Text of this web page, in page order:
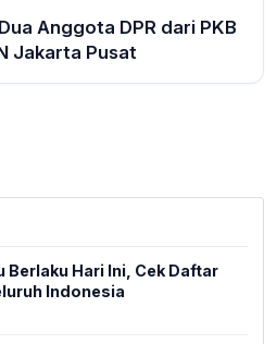
Anggota DPR dari PKB
Jakarta Pusat
Berlaku Hari Ini, Cek Daftar
Indonesia